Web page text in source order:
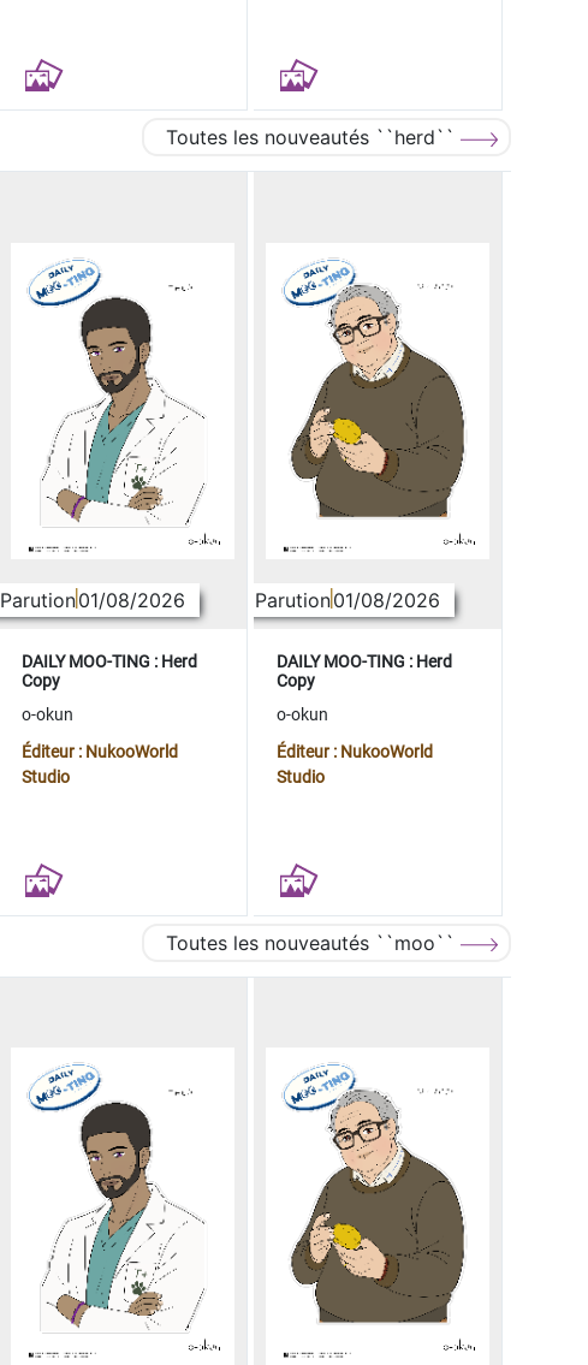
Toutes les nouveautés ``herd``
Parution01/08/2026
DAILY MOO-TING : Herd
Copy
o-okun
Éditeur : NukooWorld
Studio
Parution01/08/2026
DAILY MOO-TING : Herd
Copy
o-okun
Éditeur : NukooWorld
Studio
Toutes les nouveautés ``moo``